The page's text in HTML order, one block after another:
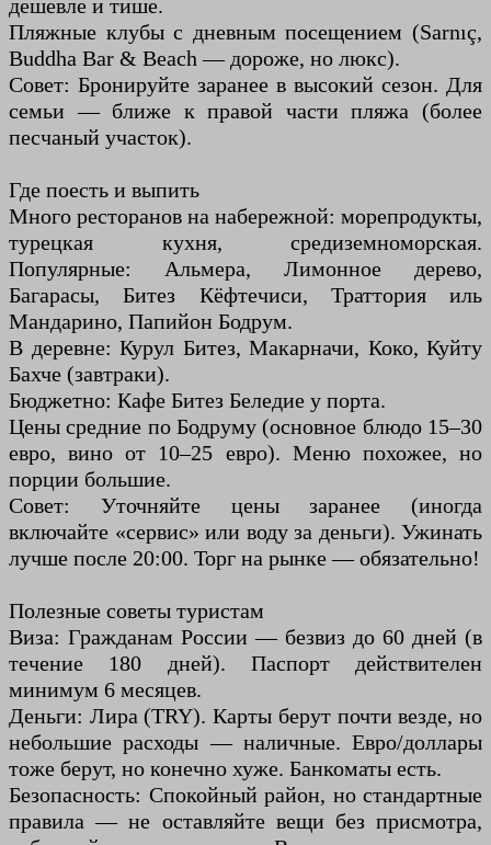
дешевле и тише.
Пляжные клубы с дневным посещением (Sarnıç,
Buddha Bar & Beach — дороже, но люкс).
Совет: Бронируйте заранее в высокий сезон. Для
семьи — ближе к правой части пляжа (более
песчаный участок).
Где поесть и выпить
Много ресторанов на набережной: морепродукты,
турецкая кухня, средиземноморская.
Популярные: Альмера, Лимонное дерево,
Багарасы, Битез Кёфтечиси, Траттория иль
Мандарино, Папийон Бодрум.
В деревне: Курул Битез, Макарначи, Коко, Куйту
Бахче (завтраки).
Бюджетно: Кафе Битез Беледие у порта.
Цены средние по Бодруму (основное блюдо 15–30
евро, вино от 10–25 евро). Меню похожее, но
порции большие.
Совет: Уточняйте цены заранее (иногда
включайте «сервис» или воду за деньги). Ужинать
лучше после 20:00. Торг на рынке — обязательно!
Полезные советы туристам
Виза: Гражданам России — безвиз до 60 дней (в
течение 180 дней). Паспорт действителен
минимум 6 месяцев.
Деньги: Лира (TRY). Карты берут почти везде, но
небольшие расходы — наличные. Евро/доллары
тоже берут, но конечно хуже. Банкоматы есть.
Безопасность: Спокойный район, но стандартные
правила — не оставляйте вещи без присмотра,